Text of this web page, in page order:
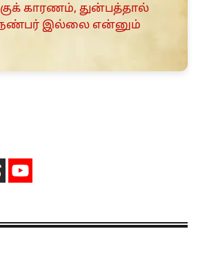
காரணம், துன்பத்தால்
நண்பர் இல்லை என்னும்